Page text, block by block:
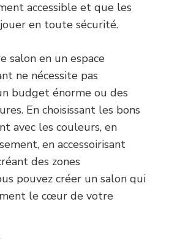
accessible et que les
en toute sécurité.
salon en un espace
ne nécessite pas
budget énorme ou des
En choisissant les bons
avec les couleurs, en
en accessoirisant
des zones
pouvez créer un salon qui
le cœur de votre